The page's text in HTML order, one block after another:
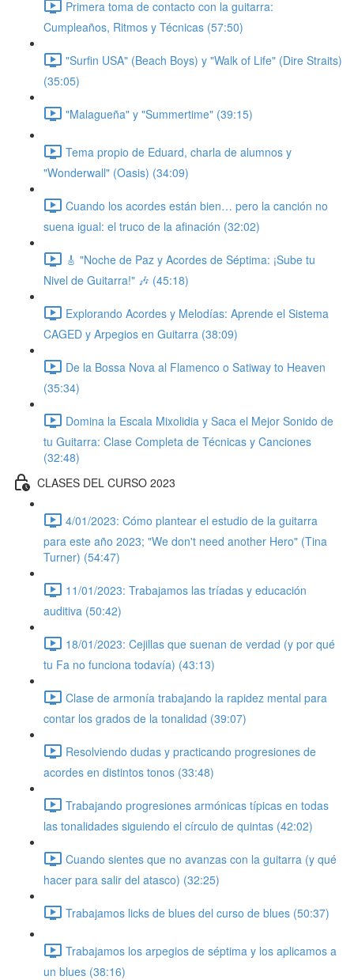
Primera toma de contacto con la guitarra:
Cumpleaños, Ritmos y Técnicas (57:50)
"Surfin USA" (Beach Boys) y "Walk of Life" (Dire Straits)
(35:05)
"Malagueña" y "Summertime" (39:15)
Tema propio de Eduard, charla de alumnos y
"Wonderwall" (Oasis) (34:09)
Cuando los acordes están bien… pero la canción no
suena igual: el truco de la afinación (32:02)
🎸 "Noche de Paz y Acordes de Séptima: ¡Sube tu
Nivel de Guitarra!" 🎶 (45:18)
Explorando Acordes y Melodías: Aprende el Sistema
CAGED y Arpegios en Guitarra (38:09)
De la Bossa Nova al Flamenco o Satiway to Heaven
(35:34)
Domina la Escala Mixolidia y Saca el Mejor Sonido de
tu Guitarra: Clase Completa de Técnicas y Canciones
(32:48)
CLASES DEL CURSO 2023
4/01/2023: Cómo plantear el estudio de la guitarra
para este año 2023; "We don't need another Hero" (Tina
Turner) (54:47)
11/01/2023: Trabajamos las tríadas y educación
auditiva (50:42)
18/01/2023: Cejillas que suenan de verdad (y por qué
tu Fa no funciona todavía) (43:13)
Clase de armonía trabajando la rapidez mental para
contar los grados de la tonalidad (39:07)
Resolviendo dudas y practicando progresiones de
acordes en distintos tonos (33:48)
Trabajando progresiones armónicas típicas en todas
las tonalidades siguiendo el círculo de quintas (42:02)
Cuando sientes que no avanzas con la guitarra (y qué
hacer para salir del atasco) (32:25)
Trabajamos licks de blues del curso de blues (50:37)
Trabajamos los arpegios de séptima y los aplicamos a
un blues (38:16)